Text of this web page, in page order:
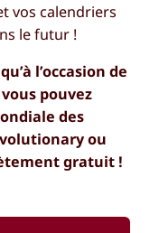
vos calendriers
le futur !
l’occasion de
pouvez
des
ou
gratuit !